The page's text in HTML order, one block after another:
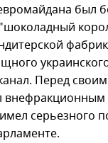
был
Перед
серьезного